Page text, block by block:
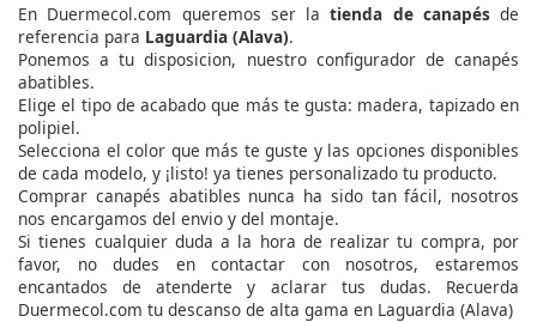
En Duermecol.com queremos ser latienda de canapésde
referencia para Laguardia (Alava).
Ponemos a tu disposicion, nuestro configurador de canapés
abatibles.
Elige el tipo de acabado que más te gusta: madera, tapizado en
polipiel.
Selecciona el color que más te guste y las opciones disponibles
de cada modelo, y ¡listo! ya tienes personalizado tu producto.
Comprar canapés abatibles nunca ha sido tan fácil, nosotros
nos encargamos del envio y del montaje.
Si tienes cualquier duda a la hora de realizar tu compra, por
favor, no dudes en contactar con nosotros, estaremos
encantados de atenderte y aclarar tus dudas. Recuerda
Duermecol.com tu descanso de alta gama en Laguardia (Alava)